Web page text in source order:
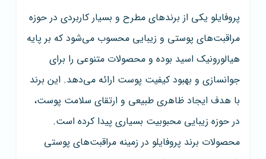
پروفایلو یکی از برندهای مطرح و بسیار کاربردی در حوزه
مراقبت‌های پوستی و زیبایی محسوب می‌شود که بر پایه
هیالورونیک اسید بوده و محصولات متنوعی را برای
جوانسازی و بهبود کیفیت پوست ارائه می‌دهد. این برند
با هدف ایجاد ظاهری طبیعی و ارتقای سلامت پوست،
در حوزه زیبایی محبوبیت بسیاری پیدا کرده است.
محصولات برند پروفایلو در زمینه مراقبت‌های پوستی